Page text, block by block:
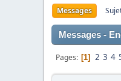
Messages
Messages -
Pages 1 2 3 4